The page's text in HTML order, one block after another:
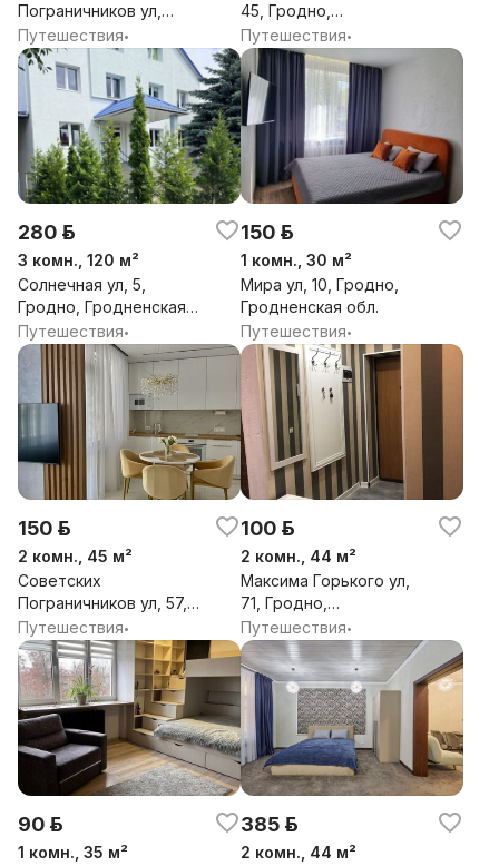
Пограничников ул,
106А, Гродно,
Гродненская обл.
Путешествия•
45, Гродно,
Гродненская обл.
Путешествия•
280 р.
3 комн., 120 м²
Солнечная ул, 5,
Гродно, Гродненская
обл.
Путешествия•
150 р.
1 комн., 30 м²
Мира ул, 10, Гродно,
Гродненская обл.
Путешествия•
150 р.
2 комн., 45 м²
Советских
Пограничников ул, 57,
Гродно, Гродненская
обл.
Путешествия•
100 р.
2 комн., 44 м²
Максима Горького ул,
71, Гродно,
Гродненская обл.
Путешествия•
90 р.
1 комн., 35 м²
385 р.
2 комн., 44 м²